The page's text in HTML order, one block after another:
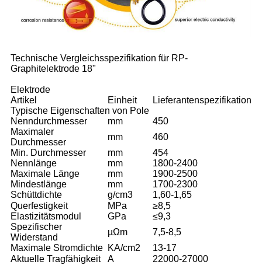
Technische Vergleichsspezifikation für RP-
Graphitelektrode 18"
Elektrode
Artikel
Einheit
Lieferantenspezifikation
Typische Eigenschaften von Pole
Nenndurchmesser
mm
450
Maximaler
Durchmesser
mm
460
Min. Durchmesser
mm
454
Nennlänge
mm
1800-2400
Maximale Länge
mm
1900-2500
Mindestlänge
mm
1700-2300
Schüttdichte
g/cm3
1,60-1,65
Querfestigkeit
MPa
≥8,5
Elastizitätsmodul
GPa
≤9,3
Spezifischer
Widerstand
µΩm
7,5-8,5
Maximale Stromdichte KA/cm2
13-17
Aktuelle Tragfähigkeit
A
22000-27000